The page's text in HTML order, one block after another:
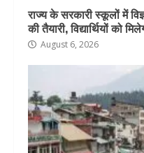
राज्य के सरकारी स्कूलों में
की तैयारी, विद्यार्थियों को
August 6, 2026